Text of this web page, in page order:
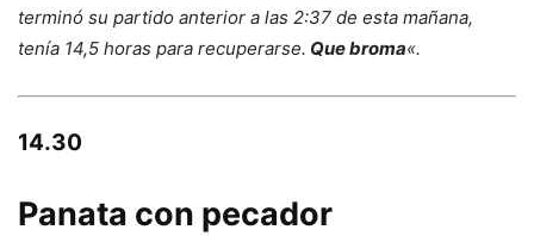
terminó su partido anterior a las 2:37 de esta mañana,
tenía 14,5 horas para recuperarse. Que broma«.
14.30
Panata con pecador